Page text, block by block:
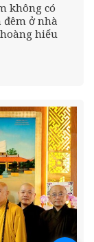
không có
đêm ở nhà
hiểu